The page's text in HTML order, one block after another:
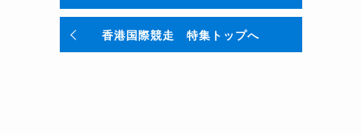
※注：単位はポンド。牝馬はアローワンスとして4ポンド（グラフの緑色部分）加
JRAが12月5日時点での情報を基に作成したレーティン
香港国際競走 特集トップへ